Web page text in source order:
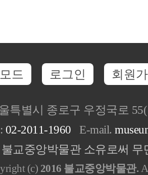
드 로그인 회원
특별시 종로구 우정국로
02-2011-1960 E-mail.
교중앙박물관 소유로써
(c) 2016 불교중앙박물관.